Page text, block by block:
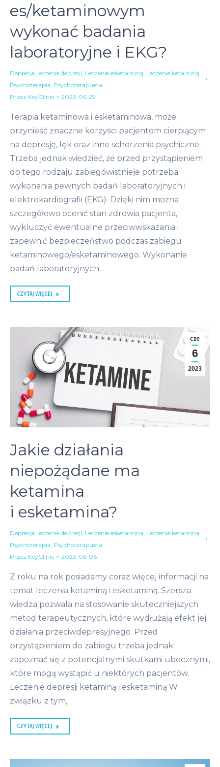
es/ketaminowym
wykonać badania
laboratoryjne i EKG?
Depresja, leczenie depresji, Leczenie esketaminą, Leczenie ketaminą,
Psychoterapia, Psychoterapueta
Przez KeyClinic 2023-06-29
Terapia ketaminowa i esketaminowa, może
przynieść znaczne korzyści pacjentom cierpiącym
na depresję, lęk oraz inne schorzenia psychiczne.
Trzeba jednak wiedzieć, że przed przystąpieniem
do tego rodzaju zabiegówistnieje potrzeba
wykonania pewnych badań laboratoryjnych i
elektrokardiografii (EKG). Dzięki nim można
szczegółowo ocenić stan zdrowia pacjenta,
wykluczyć ewentualne przeciwwskazania i
zapewnić bezpieczeństwo podczas zabiegu
ketaminowego/esketaminowego. Wykonanie
badań laboratoryjnych…
CZYTAJ WIĘCEJ
cze
6
2023
Jakie działania
niepożądane ma
ketamina
i esketamina?
Depresja, leczenie depresji, Leczenie esketaminą, Leczenie ketaminą,
Psychoterapia, Psychoterapueta
Przez KeyClinic 2023-06-06
Z roku na rok posiadamy coraz więcej informacji na
temat leczenia ketaminą i esketaminą. Szersza
wiedza pozwala na stosowanie skuteczniejszych
metod terapeutycznych, które wydłużają efekt jej
działania przeciwdepresyjnego. Przed
przystąpieniem do zabiegu trzeba jednak
zapoznać się z potencjalnymi skutkami ubocznymi,
które mogą wystąpić u niektórych pacjentów.
Leczenie depresji ketaminą i esketaminą W
związku z tym,…
CZYTAJ WIĘCEJ